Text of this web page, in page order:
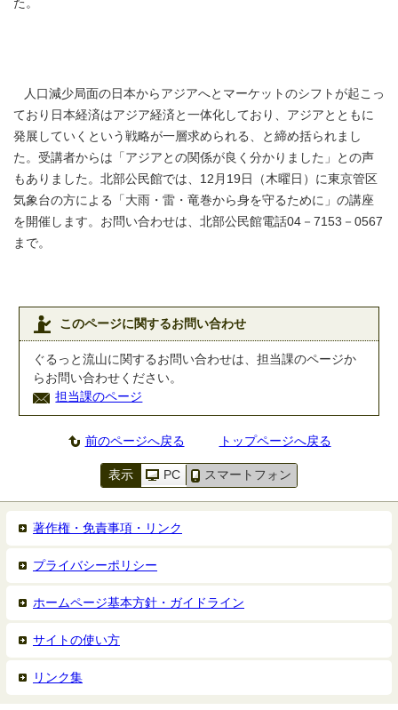
た。
人口減少局面の日本からアジアへとマーケットのシフトが起こっ
ており日本経済はアジア経済と一体化しており、アジアとともに
発展していくという戦略が一層求められる、と締め括られまし
た。受講者からは「アジアとの関係が良く分かりました」との声
もありました。北部公民館では、12月19日（木曜日）に東京管区
気象台の方による「大雨・雷・竜巻から身を守るために」の講座
を開催します。お問い合わせは、北部公民館電話04－7153－0567
まで。
このページに関するお問い合わせ
ぐるっと流山に関するお問い合わせは、担当課のページか
らお問い合わせください。
担当課のページ
前のページへ戻る トップページへ戻る
表示 PC スマートフォン
著作権・免責事項・リンク
プライバシーポリシー
ホームページ基本方針・ガイドライン
サイトの使い方
リンク集